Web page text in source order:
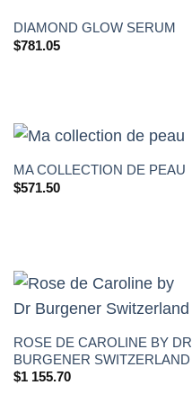
DIAMOND GLOW SERUM
$781.05
MA COLLECTION DE PEAU
$571.50
ROSE DE CAROLINE BY DR
BURGENER SWITZERLAND
$1 155.70